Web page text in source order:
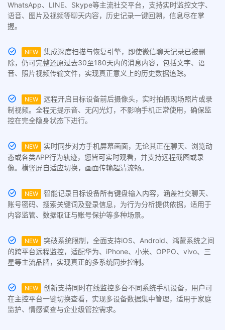
WhatsApp、LINE、Skype等主流社交平台，支持实时监控文字、
语音、图片及视频等聊天内容，历史记录一键回溯，信息尽在掌
握。
NEW
集成深度扫描与恢复引擎，即使微信聊天记录已被删
除，仍可完整还原过去30至180天内的消息内容，包括文字、语
音、照片视频传输文件，实现真正意义上的历史数据追踪。
NEW
远程开启目标设备前后摄像头，实时拍摄现场照片或录
制视频。全程无提示音、无闪光灯，不影响手机正常使用，确保监
控在完全隐身状态下进行。
NEW
实时同步对方手机屏幕画面，无论其正在聊天、浏览动
态或各类APP行为轨迹，您皆可实时观看，并支持远程截图或录
像。横竖屏自适应切换，画面传输超清流畅。
NEW
智能记录目标设备所有键盘输入内容，涵盖社交聊天、
账号密码、搜索关键词及登录信息，为行为分析提供依据，适用于
内容监管、数据取证与账号保护等多种场景。
NEW
突破系统限制，全面支持iOS、Android、鸿蒙系统之间
的跨平台远程监控，适配华为、iPhone、小米、OPPO、vivo、三
星等主流品牌，实现真正的多系统同步控制。
NEW
创新支持同时在线监控多台不同系统手机设备，用户可
在主控平台一键切换查看，实现多设备数据集中管理，适用于家庭
监护、情感调查与企业级管控需求。